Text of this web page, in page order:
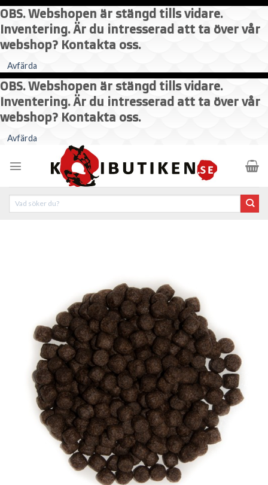
OBS. Webshopen är stängd tills vidare.
Inventering. Är du intresserad att ta över vår
webshop? Kontakta oss.
Avfärda
OBS. Webshopen är stängd tills vidare.
Inventering. Är du intresserad att ta över vår
webshop? Kontakta oss.
Avfärda
content